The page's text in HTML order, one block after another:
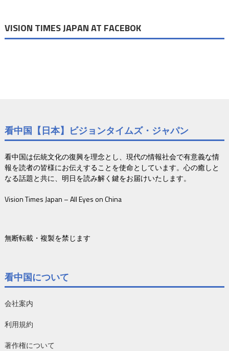
VISION TIMES JAPAN AT FACEBOK
看中国【日本】ビジョンタイムズ・ジャパン
看中国は伝統文化の復興を理念とし、現代の情報社会で有意義な情
報を読者の皆様にお伝えすることを使命としています。心の癒しと
なる話題と共に、明日を読み解く鍵をお届けいたします。
Vision Times Japan – All Eyes on China
無断転載・複製を禁じます
看中国について
会社案内
利用規約
著作権について